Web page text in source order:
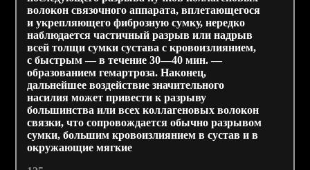
волокон связочного аппарата, вплетающегося
и укрепляющего фиброзную сумку, нередко
наблюдается частичный разрыв или надрыв
всей толщи сумки сустава с кровоизлиянием,
с быстрым — в течение 30—40 мин. —
образованием гемартроза. Наконец,
дальнейшее воздействие значительного
насилия может привести к разрыву
большинства или всех коллагеновых волокон
связки, что сопровождается обычно разрывом
сумки, большим кровоизлиянием в сустав и в
окружающие мягкие